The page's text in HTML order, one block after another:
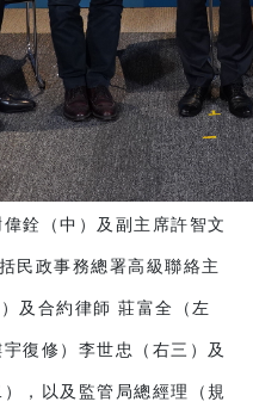
銓（中）及副主席許智文
民政事務總署高級聯絡主
及合約律師 莊富全（左
復修）李世忠（右三）及
，以及監管局總經理（規